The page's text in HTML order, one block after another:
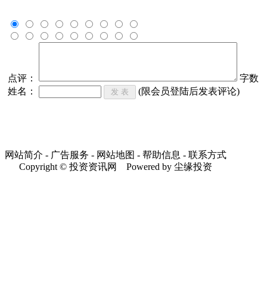
点评：
字数
姓名：
(限会员登陆后发表评论)
网站简介 - 广告服务 - 网站地图 - 帮助信息 - 联系方式
Copyright © 投资资讯网 Powered by 尘缘投资